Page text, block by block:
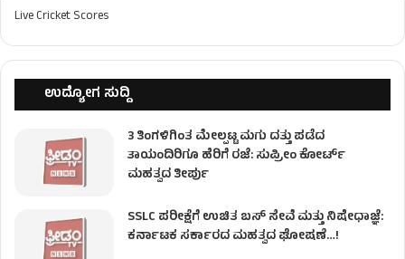
Live Cricket Scores
ಉದ್ಯೋಗ ಸುದ್ದಿ
3 ತಿಂಗಳಿಗಿಂತ ಮೇಲ್ಪಟ್ಟ ಮಗು ದತ್ತು ಪಡೆದ
ತಾಯಂದಿರಿಗೂ ಹೆರಿಗೆ ರಜೆ: ಸುಪ್ರೀಂ ಕೋರ್ಟ್
ಮಹತ್ವದ ತೀರ್ಪು
SSLC ಪರೀಕ್ಷೆಗೆ ಉಚಿತ ಬಸ್ ಸೇವೆ ಮತ್ತು ನಿಷೇಧಾಜ್ಞೆ:
ಕರ್ನಾಟಕ ಸರ್ಕಾರದ ಮಹತ್ವದ ಘೋಷಣೆ…!